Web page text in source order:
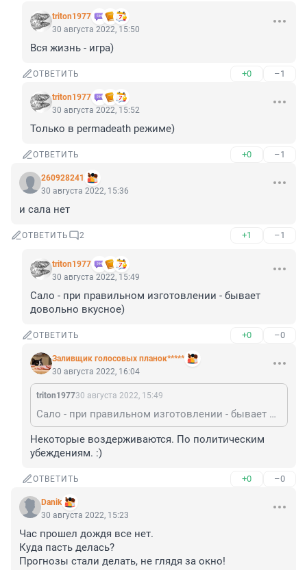
triton1977
30 августа 2022, 15:50
Вся жизнь - игра)
ОТВЕТИТЬ +0 –1
triton1977
30 августа 2022, 15:52
Только в permadeath режиме)
ОТВЕТИТЬ +0 –1
260928241
30 августа 2022, 15:36
и сала нет
ОТВЕТИТЬ 2 +1 –1
triton1977
30 августа 2022, 15:49
Сало - при правильном изготовлении - бывает
довольно вкусное)
ОТВЕТИТЬ +0 –0
Заливщик голосовых планок*****
30 августа 2022, 16:04
triton197730 августа 2022, 15:49
Сало - при правильном изготовлении - бывает довольно вкусное)
Некоторые воздерживаются. По политическим
убеждениям. :)
ОТВЕТИТЬ +0 –0
Danik
30 августа 2022, 15:23
Час прошел дождя все нет.
Куда пасть делась?
Прогнозы стали делать, не глядя за окно!